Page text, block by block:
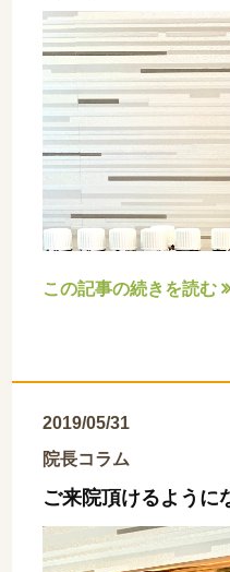
この記事の続きを読む
2019/05/31
院長コラム
ご来院頂けるように